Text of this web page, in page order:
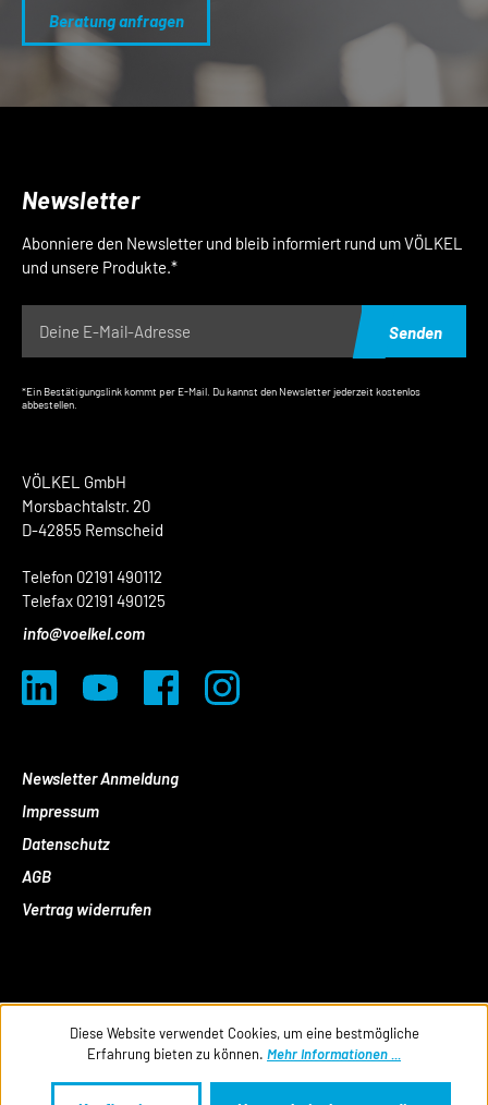
Beratung anfragen
VÖLKEL GmbH
Morsbachtalstr. 20
D-42855 Remscheid
Telefon 02191 490112
Telefax 02191 490125
info@voelkel.com
Newsletter Anmeldung
Impressum
Datenschutz
AGB
Vertrag widerrufen
Newsletter
Abonniere den Newsletter und bleib informiert rund um VÖLKEL
und unsere Produkte.*
Senden
*Ein Bestätigungslink kommt per E-Mail. Du kannst den Newsletter jederzeit kostenlos
abbestellen.
Diese Website verwendet Cookies, um eine bestmögliche
Erfahrung bieten zu können. Mehr Informationen ...